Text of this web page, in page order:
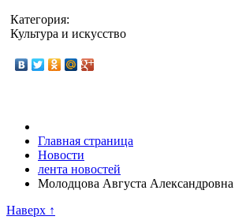
Категория:
Культура и искусство
Главная страница
Новости
лента новостей
Молодцова Августа Александровна
Наверх ↑